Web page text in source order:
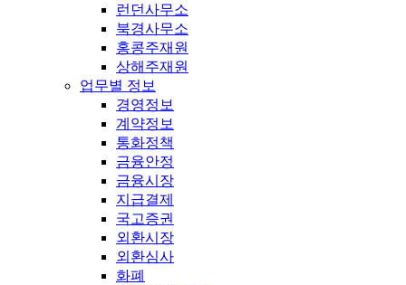
런던사무소
북경사무소
홍콩주재원
상해주재원
업무별 정보
경영정보
계약정보
통화정책
금융안정
금융시장
지급결제
국고증권
외환시장
외환심사
화폐